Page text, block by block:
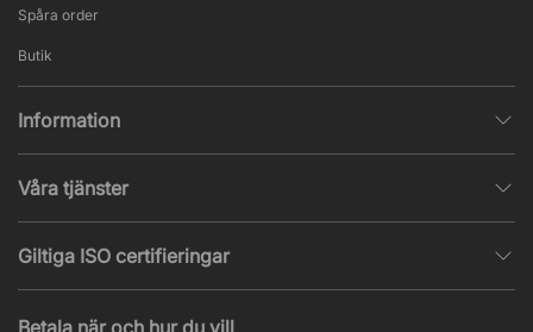
Spåra order
Butik
Information
Försäljningsvillkor
Populära sidor
Jobba hos oss
Nyheter & artiklar
Våra tjänster
Tysta rum & telefonbås
Giltiga ISO certifieringar